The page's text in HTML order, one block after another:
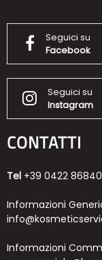
Seguici su
Facebook
Seguici su
Instagram
CONTATTI
Tel +39 0422
Informazioni
Informazioni